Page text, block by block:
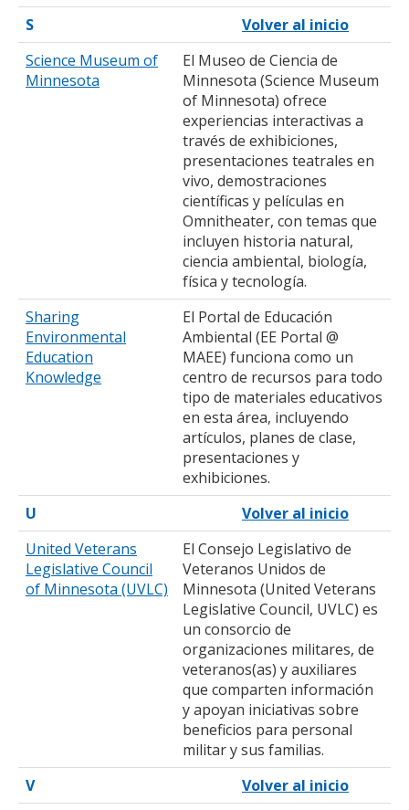
S
Volver al inicio
Science Museum of
Minnesota
El Museo de Ciencia de
Minnesota (Science Museum
of Minnesota) ofrece
experiencias interactivas a
través de exhibiciones,
presentaciones teatrales en
vivo, demostraciones
científicas y películas en
Omnitheater, con temas que
incluyen historia natural,
ciencia ambiental, biología,
física y tecnología.
Sharing
Environmental
Education
Knowledge
El Portal de Educación
Ambiental (EE Portal @
MAEE) funciona como un
centro de recursos para todo
tipo de materiales educativos
en esta área, incluyendo
artículos, planes de clase,
presentaciones y
exhibiciones.
U
Volver al inicio
United Veterans
Legislative Council
of Minnesota (UVLC)
El Consejo Legislativo de
Veteranos Unidos de
Minnesota (United Veterans
Legislative Council, UVLC) es
un consorcio de
organizaciones militares, de
veteranos(as) y auxiliares
que comparten información
y apoyan iniciativas sobre
beneficios para personal
militar y sus familias.
V
Volver al inicio